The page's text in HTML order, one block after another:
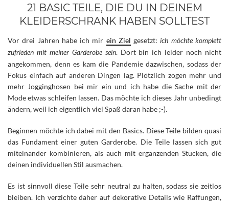
21 BASIC TEILE, DIE DU IN DEINEM
KLEIDERSCHRANK HABEN SOLLTEST
Vor drei Jahren habe ich mir ein Ziel gesetzt:ich möchte komplett
zufrieden mit meiner Garderobe sein. Dort bin ich leider noch nicht
angekommen, denn es kam die Pandemie dazwischen, sodass der
Fokus einfach auf anderen Dingen lag. Plötzlich zogen mehr und
mehr Jogginghosen bei mir ein und ich habe die Sache mit der
Mode etwas schleifen lassen. Das möchte ich dieses Jahr unbedingt
ändern, weil ich eigentlich viel Spaß daran habe ;-).
Beginnen möchte ich dabei mit den Basics. Diese Teile bilden quasi
das Fundament einer guten Garderobe. Die Teile lassen sich gut
miteinander kombinieren, als auch mit ergänzenden Stücken, die
deinen individuellen Stil ausmachen.
Es ist sinnvoll diese Teile sehr neutral zu halten, sodass sie zeitlos
bleiben. Ich verzichte daher auf dekorative Details wie Raffungen,